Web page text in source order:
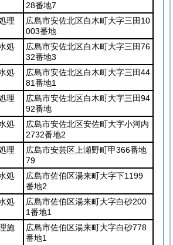
28番地7
理
広島市安佐北区白木町大字三田10
003番地
処
広島市安佐北区白木町大字三田76
32番地3
処
広島市安佐北区白木町大字三田44
81番地1
理
広島市安佐北区白木町大字三田94
92番地
処
広島市安佐北区安佐町大字小河内
2732番地2
理
広島市安芸区上瀬野町甲366番地
79
処
広島市佐伯区湯来町大字下1199
番地2
処
広島市佐伯区湯来町大字白砂200
1番地1
施
広島市佐伯区湯来町大字白砂778
番地1